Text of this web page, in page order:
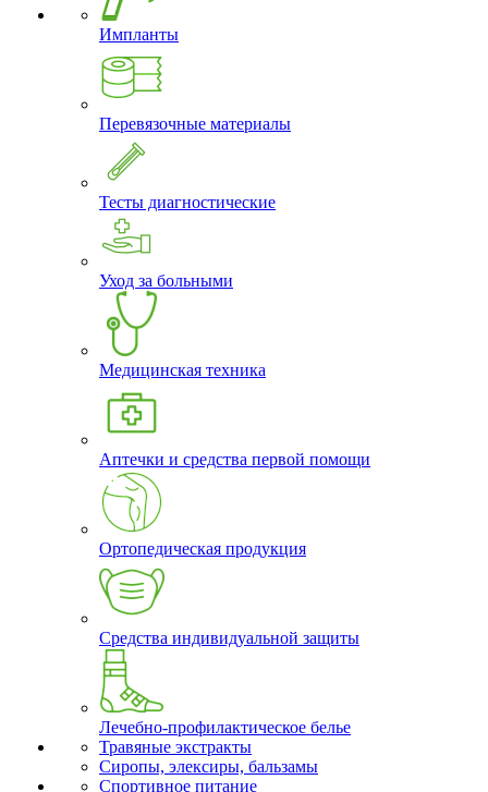
Импланты
Перевязочные материалы
Тесты диагностические
Уход за больными
Медицинская техника
Аптечки и средства первой помощи
Ортопедическая продукция
Средства индивидуальной защиты
Лечебно-профилактическое белье
Травяные экстракты
Сиропы, элексиры, бальзамы
Спортивное питание